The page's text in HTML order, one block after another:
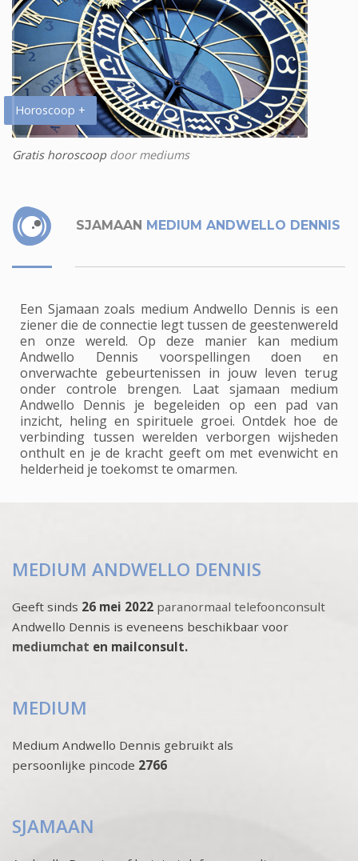
Horoscoop +
Gratis horoscoopdoor mediums
SJAMAAN MEDIUM ANDWELLO DENNIS
Een Sjamaan zoals medium Andwello Dennis is een
ziener die de connectie legt tussen de geestenwereld
en onze wereld. Op deze manier kan medium
Andwello Dennis voorspellingen doen en
onverwachte gebeurtenissen in jouw leven terug
onder controle brengen. Laat sjamaan medium
Andwello Dennis je begeleiden op een pad van
inzicht, heling en spirituele groei. Ontdek hoe de
verbinding tussen werelden verborgen wijsheden
onthult en je de kracht geeft om met evenwicht en
helderheid je toekomst te omarmen.
MEDIUM ANDWELLO DENNIS
Geeft sinds 26 mei 2022 paranormaal telefoonconsult
Andwello Dennis is eveneens beschikbaar voor
mediumchat en mailconsult.
MEDIUM
Medium Andwello Dennis gebruikt als
persoonlijke pincode 2766
SJAMAAN